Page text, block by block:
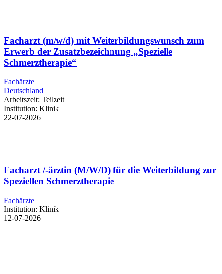
Facharzt (m/w/d) mit Weiterbildungswunsch zum
Erwerb der Zusatzbezeichnung „Spezielle
Schmerztherapie“
Fachärzte
Deutschland
Arbeitszeit: Teilzeit
Institution: Klinik
22-07-2026
Facharzt /-ärztin (M/W/D) für die Weiterbildung zur
Speziellen Schmerztherapie
Fachärzte
Institution: Klinik
12-07-2026